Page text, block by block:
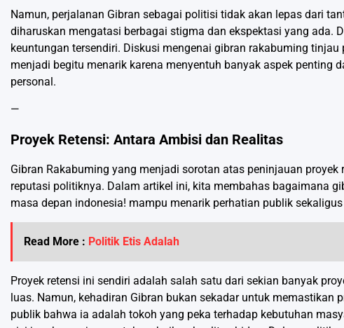
Namun, perjalanan Gibran sebagai politisi tidak akan lepas dari
diharuskan mengatasi berbagai stigma dan ekspektasi yang
keuntungan tersendiri. Diskusi mengenai gibran rakabuming
menjadi begitu menarik karena menyentuh banyak aspek penting
personal.
—
Proyek Retensi: Antara Ambisi dan Realitas
Gibran Rakabuming yang menjadi sorotan atas peninjauan
reputasi politiknya. Dalam artikel ini, kita membahas bagaimana
masa depan indonesia! mampu menarik perhatian publik
Read More : Politik Etis Adalah
Proyek retensi ini sendiri adalah salah satu dari sekian banyak
luas. Namun, kehadiran Gibran bukan sekadar untuk
publik bahwa ia adalah tokoh yang peka terhadap kebutuhan